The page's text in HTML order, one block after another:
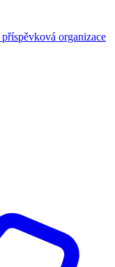
příspěvková organizace